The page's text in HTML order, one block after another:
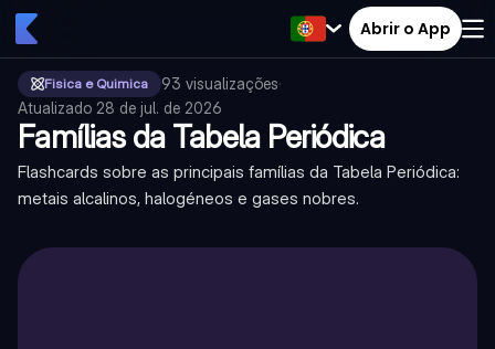
Abrir o App
Fisica e Quimica 93 visualizações·
Atualizado 28 de jul. de 2026
Famílias da Tabela Periódica
Flashcards sobre as principais famílias da Tabela Periódica:
metais alcalinos, halogéneos e gases nobres.